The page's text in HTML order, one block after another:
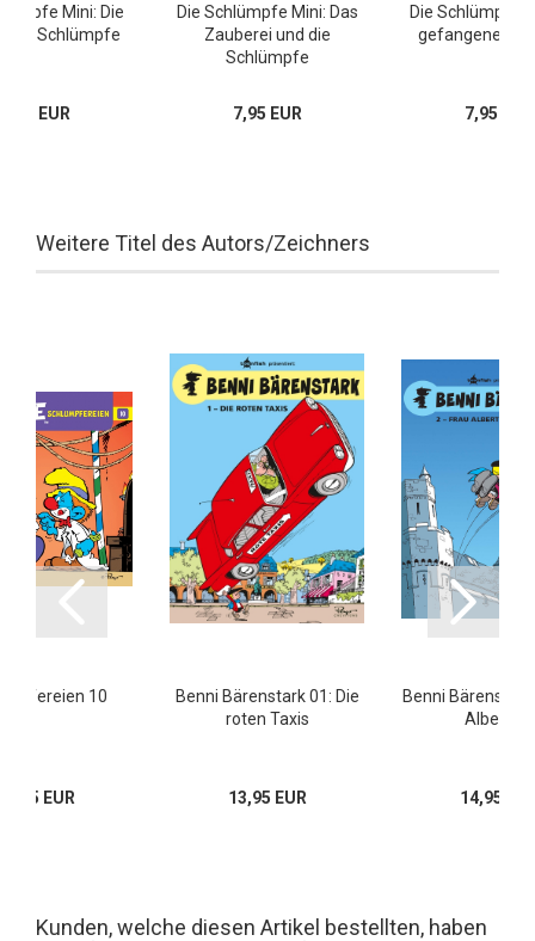
Mini: Die
Schlümpfe
7,95 EUR
Die Schlümpfe Mini: Das
Zauberei und die
Schlümpfe
7,95 EUR
Die Schlümpfe
gefangene
7,95 EUR
Weitere Titel des Autors/Zeichners
10
EUR
Benni Bärenstark 01: Die
roten Taxis
13,95 EUR
Benni Bärenstark
Albertine
14,95
Kunden, welche diesen Artikel bestellten, haben